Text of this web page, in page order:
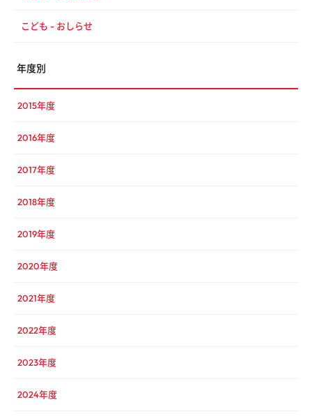
こども - おしらせ
年度別
2015年度
2016年度
2017年度
2018年度
2019年度
2020年度
2021年度
2022年度
2023年度
2024年度